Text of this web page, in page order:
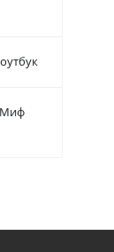
Миф